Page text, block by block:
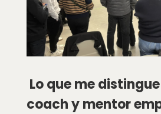
Lo que me
coach y mentor